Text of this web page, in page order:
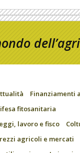
Finanziamenti
fitosanitaria
lavoro e fisco
agricoli e mercati